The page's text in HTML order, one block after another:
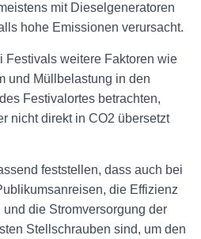
mit Dieselgeneratoren
hohe Emissionen verursacht.
Festivals weitere Faktoren wie
und Müllbelastung in den
Festivalortes betrachten,
nicht direkt in CO2 übersetzt
feststellen, dass auch bei
die Effizienz
die Stromversorgung der
Stellschrauben sind, um den